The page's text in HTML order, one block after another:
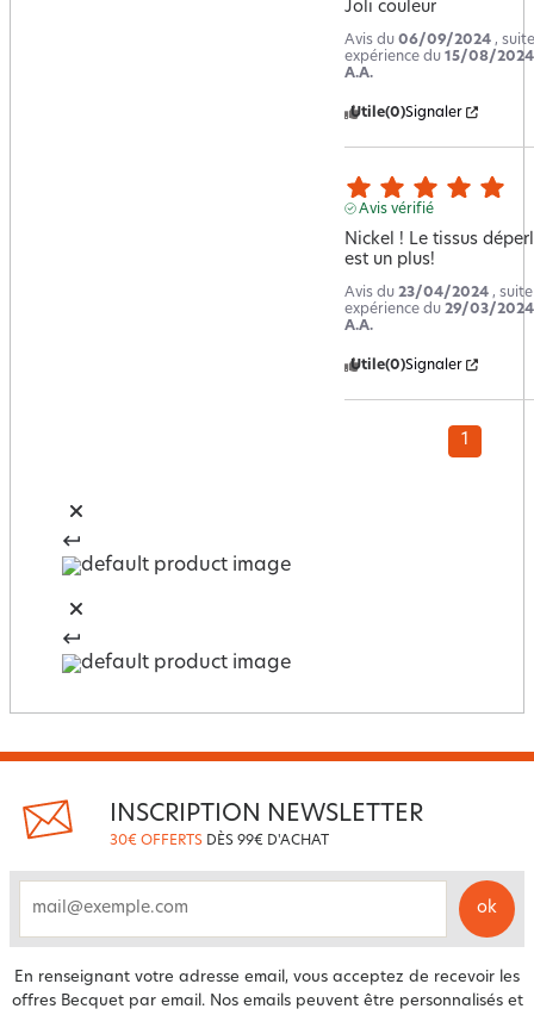
Joli couleur
Avis du 06/09/2024 ,
expérience du 15/08/2024
A.A.
Utile(0)Signaler
Avis vérifié
Nickel ! Le tissus
est un plus!
Avis du 23/04/2024 ,
expérience du 29/03/2024
A.A.
Utile(0)Signaler
1
INSCRIPTION NEWSLETTER
30€ OFFERTS DÈS 99€ D'ACHAT
ok
En renseignant votre adresse email, vous acceptez de recevoir les
offres Becquet par email. Nos emails peuvent être personnalisés et